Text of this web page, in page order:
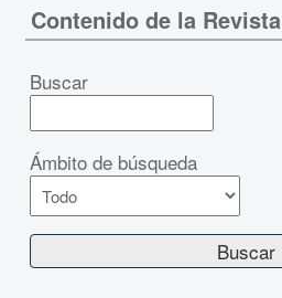
Contenido de la Revista
Buscar
Ámbito de búsqueda